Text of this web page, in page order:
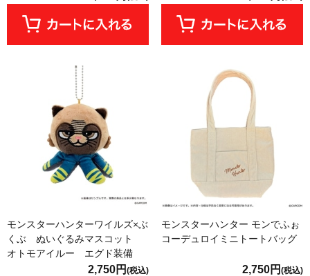
モンスターハンターワイルズ×ぶ
くぶ ぬいぐるみマスコット
オトモアイルー エグド装備
2,750円 (税込)
モンスターハンター モンでふぉ
コーデュロイミニトートバッグ
2,750円 (税込)